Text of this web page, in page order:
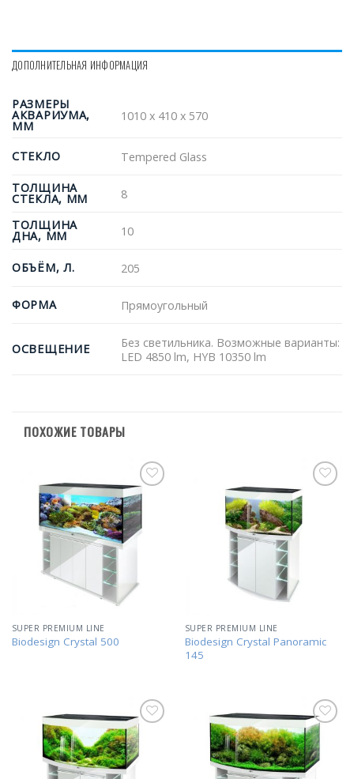
ДОПОЛНИТЕЛЬНАЯ ИНФОРМАЦИЯ
РАЗМЕРЫ
АКВАРИУМА,
ММ
1010 х 410 х 570
СТЕКЛО Tempered Glass
ТОЛЩИНА
СТЕКЛА, ММ 8
ТОЛЩИНА
ДНА, ММ 10
ОБЪЁМ, Л. 205
ФОРМА Прямоугольный
ОСВЕЩЕНИЕ
Без светильника. Возможные варианты:
LED 4850 lm, HYB 10350 lm
ПОХОЖИЕ ТОВАРЫ
В
избранное
SUPER PREMIUM LINE
Biodesign Crystal 500
избранное
SUPER PREMIUM LINE
Biodesign Crystal Panoramic
145
В
избранное
В
избранное